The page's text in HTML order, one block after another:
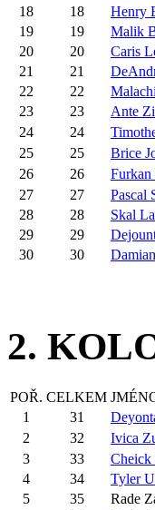
18
18 Henry
19
19 Malik
20
20 Caris
21
21
22
22
23
23 Ante
24
24
25
25 Brice
26
26
27
27 Pascal
28
28 Skal
29
29
30
30
2.
POŘ. CELKEM
1
31
2
32 Ivica
3
33
4
34 Tyler
5
35 Rade